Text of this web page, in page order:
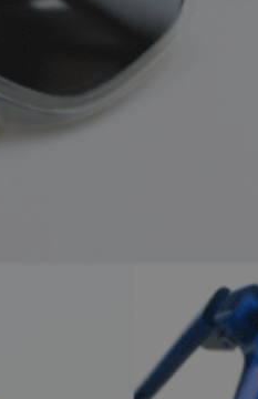
1 gads 1
mēnesis